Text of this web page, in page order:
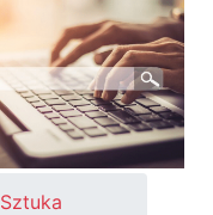
Sztuka